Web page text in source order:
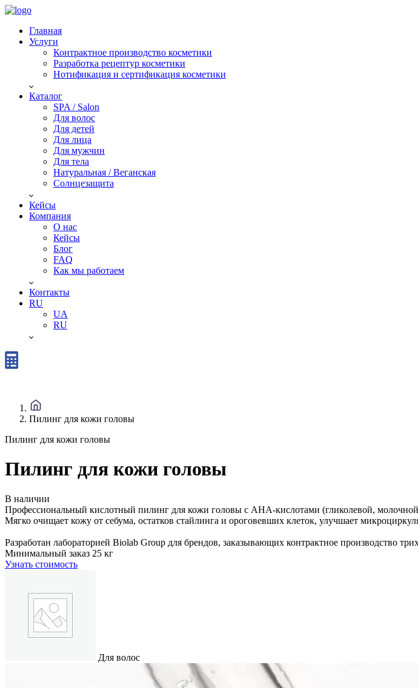
Главная
Услуги
Контрактное производство косметики
Разработка рецептур косметики
Нотификация и сертификация косметики
Каталог
SPA / Salon
Для волос
Для детей
Для лица
Для мужчин
Для тела
Натуральная / Веганская
Солнцезащита
Кейсы
Компания
О нас
Кейсы
Блог
FAQ
Как мы работаем
Контакты
RU
UA
RU
Пилинг для кожи головы
Пилинг для кожи головы
Пилинг для кожи головы
В наличии
Профессиональный кислотный пилинг для кожи головы с AHA-кислотами (гликолевой,
Мягко очищает кожу от себума, остатков стайлинга и ороговевших клеток, улучшает
Разработан лабораторией Biolab Group для брендов, заказывающих контрактное производство
Минимальный заказ 25 кг
Узнать стоимость
Для волос